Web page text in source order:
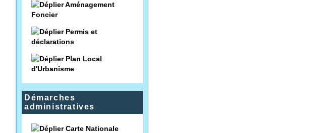
Aménagement
Foncier
Permis et
déclarations
Plan Local
d'Urbanisme
Démarches
administratives
Carte Nationale